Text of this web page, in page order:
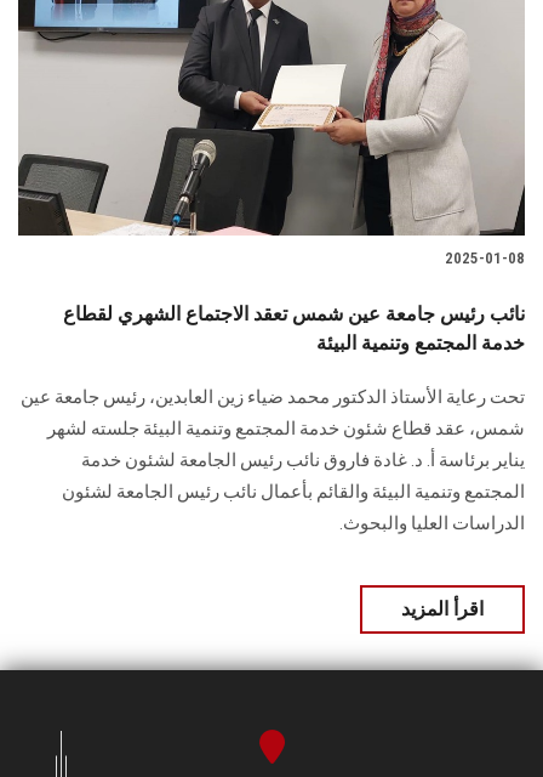
الطلاب
الدراسات العليا
الخريجين
سجل الان
2025-01-08
نائب رئيس جامعة عين شمس تعقد الاجتماع الشهري لقطاع
خدمة المجتمع وتنمية البيئة
‎تحت رعاية الأستاذ الدكتور محمد ضياء زين العابدين، رئيس جامعة عين
شمس، عقد قطاع شئون خدمة المجتمع وتنمية البيئة جلسته لشهر
يناير برئاسة أ. د. غادة فاروق نائب رئيس الجامعة لشئون خدمة
المجتمع وتنمية البيئة والقائم بأعمال نائب رئيس الجامعة لشئون
الدراسات العليا والبحوث.
اقرأ المزيد